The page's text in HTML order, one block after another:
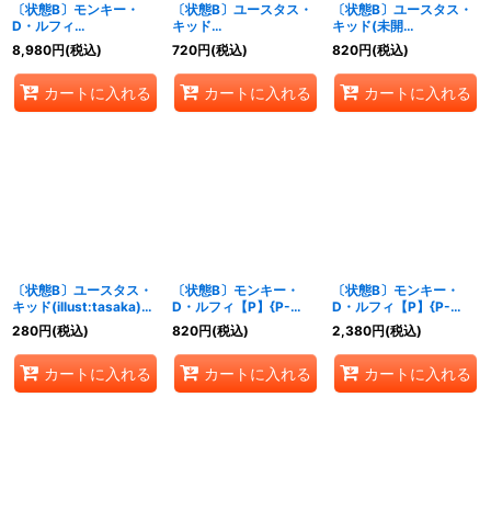
〔状態B〕モンキー・
D・ルフィ
(CS/illust:Nijihayashi)
【P】{P-001}
8,980円(税込)
カートに入れる
〔状態B〕ユースタス・
キッド
(CS/illust:Nijihayashi)
【P】{P-003}
720円(税込)
カートに入れる
〔状態B〕ユースタス・
キッド(未開
封/CS/illust:Nijihayashi
)【P】{P-003}
820円(税込)
カートに入れる
〔状態B〕ユースタス・
キッド(illust:tasaka)
【P】{P-003}
280円(税込)
カートに入れる
〔状態B〕モンキー・
D・ルフィ【P】{P-
006}
820円(税込)
カートに入れる
〔状態B〕モンキー・
D・ルフィ【P】{P-
007}
2,380円(税込)
カートに入れる